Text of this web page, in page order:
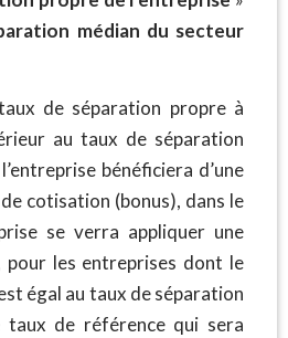
médian du secteur
de séparation propre à
au taux de séparation
bénéficiera d’une
cotisation (bonus), dans le
se verra appliquer une
pour les entreprises dont le
égal au taux de séparation
taux de référence qui sera